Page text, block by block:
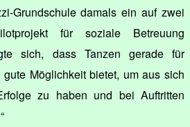
Grundschule damals ein auf zwei
für soziale Betreuung
sich, dass Tanzen gerade für
Möglichkeit bietet, um aus sich
zu haben und bei Auftritten